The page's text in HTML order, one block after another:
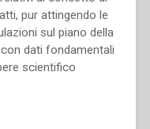
pur attingendo le
sul piano della
dati fondamentali
scientifico